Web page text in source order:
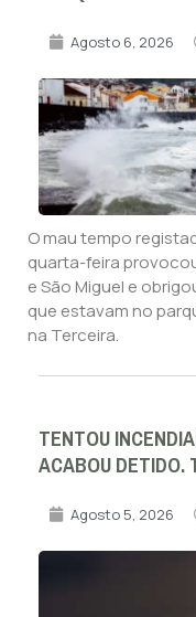
Agosto 6, 2026
O mau tempo
quarta-feira
e São Miguel e
que estavam no
na Terceira.
TENTOU
ACABOU DETIDO.
Agosto 5, 2026